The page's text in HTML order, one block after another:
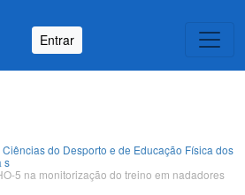
Entrar
do Desporto e de Educação Física dos
s
5 na monitorização do treino em nadadores